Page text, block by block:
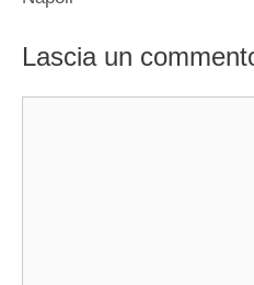
Lascia un